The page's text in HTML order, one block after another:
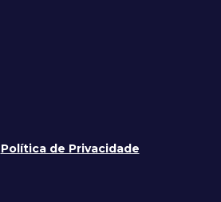
Política de Privacidade